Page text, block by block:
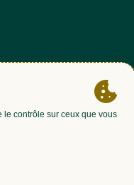
(98,51%)